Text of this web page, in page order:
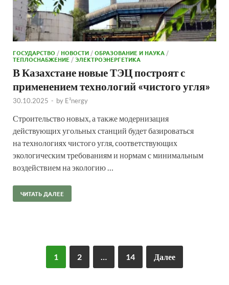
ГОСУДАРСТВО /НОВОСТИ /ОБРАЗОВАНИЕ И НАУКА /
ТЕПЛОСНАБЖЕНИЕ /ЭЛЕКТРОЭНЕРГЕТИКА
В Казахстане новые ТЭЦ построят с
применением технологий «чистого угля»
30.10.2025 - by E²nergy
Строительство новых, а также модернизация
действующих угольных станций будет базироваться
на технологиях чистого угля, соответствующих
экологическим требованиям и нормам с минимальным
воздействием на экологию …
ЧИТАТЬ ДАЛЕЕ
1 2 … 14 Далее